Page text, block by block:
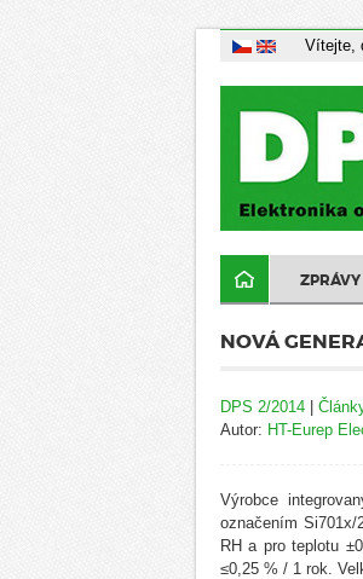
Vítejte,
ZPRÁVY
NOVÁ
DPS 2/2014 |
Autor: HT-Eurep
Výrobce
označením
RH a pro teplotu
≤0,25 % / 1 rok.